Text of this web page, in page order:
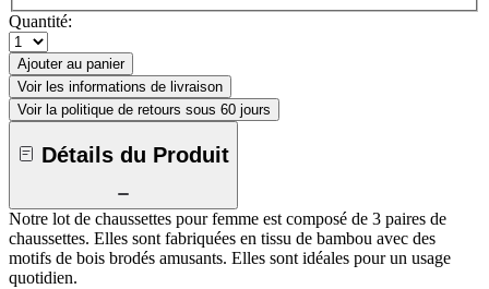
Quantité:
Ajouter au panier
Voir les informations de livraison
Voir la politique de retours sous 60 jours
Détails du Produit
Notre lot de chaussettes pour femme est composé de 3 paires de
chaussettes. Elles sont fabriquées en tissu de bambou avec des
motifs de bois brodés amusants. Elles sont idéales pour un usage
quotidien.